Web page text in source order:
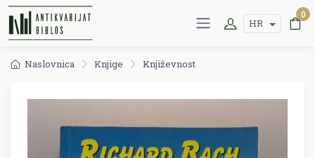
HR
0
Naslovnica Knjige Književnost